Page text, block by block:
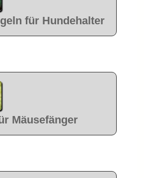
für Hundehalter
Mäusefänger